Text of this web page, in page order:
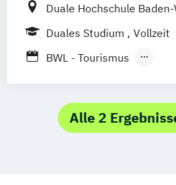
Wuppertal
Online-Campus
Duale Hochschule
Ravensburg
Ravensburg Campus
Duales Studium
Vollzeit
BWL - Tourismus
BWL - Tourismus
Hotellerie und
Alle 2